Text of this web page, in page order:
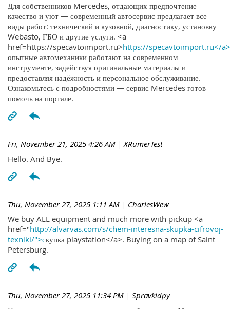
Для собственников Mercedes, отдающих предпочтение
качество и уют — современный автосервис предлагает все
виды работ: технический и кузовной, диагностику, установку
Webasto, ГБО и другие услуги. <a
href=https://specavtoimport.ru>https://specavtoimport.ru</a>
опытные автомеханики работают на современном
инструменте, задействуя оригинальные материалы и
предоставляя надёжность и персональное обслуживание.
Ознакомьтесь с подробностями — сервис Mercedes готов
помочь на портале.
Fri, November 21, 2025 4:26 AM | XRumerTest
Hello. And Bye.
Thu, November 27, 2025 1:11 AM | CharlesWew
We buy ALL equipment and much more with pickup <a
href="http://alvarvas.com/s/chem-interesna-skupka-cifrovoj-
texniki/">скупка playstation</a>. Buying on a map of Saint
Petersburg.
Thu, November 27, 2025 11:34 PM | Spravkidpy